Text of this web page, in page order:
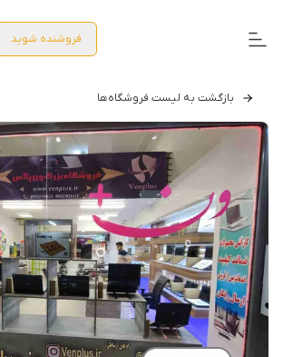
فروشنده شوید
بازگشت به لیست فروشگاه‌ها